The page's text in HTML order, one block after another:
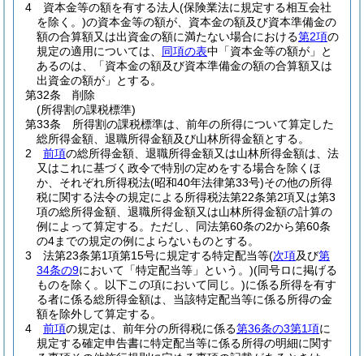
4
資本金等の額を有する法人(保険業法に規定する相互会社
を除く。)の資本金等の額が、資本金の額及び資本準備金の
額の合算額又は出資金の額に満たない場合における第2項の
規定の適用については、 同項の表中「資本金等の額が」と
あるのは、「資本金の額及び資本準備金の額の合算額又は
出資金の額が」とする。
第32条
削除
(所得割の課税標準)
第33条
所得割の課税標準は、前年の所得について算定した
総所得金額、退職所得金額及び山林所得金額とする。
2
前項の総所得金額、退職所得金額又は山林所得金額は、法
又はこれに基づく政令で特別の定めをする場合を除くほ
か、それぞれ所得税法(昭和40年法律第33号)その他の所得
税に関する法令の規定による所得税法第22条第2項又は第3
項の総所得金額、退職所得金額又は山林所得金額の計算の
例によって算定する。 ただし、同法第60条の2から第60条
の4までの規定の例によらないものとする。
3
法第23条第1項第15号に規定する特定配当等(次項及び第
34条の9において「特定配当等」という。)(同号ロに掲げる
ものを除く。以下この項において同じ。)に係る所得を有す
る者に係る総所得金額は、当該特定配当等に係る所得の金
額を除外して算定する。
4
前項の規定は、前年分の所得税に係る第36条の3第1項に
規定する確定申告書に特定配当等に係る所得の明細に関す